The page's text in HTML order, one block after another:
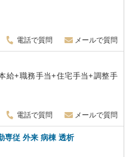
電話で質問 メールで質問
給+職務手当+住宅手当+調整手
電話で質問 メールで質問
専従 外来 病棟 透析